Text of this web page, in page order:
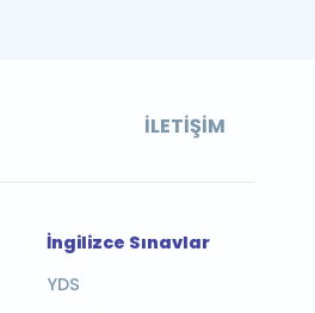
İLETIŞIM
İngilizce Sınavlar
YDS